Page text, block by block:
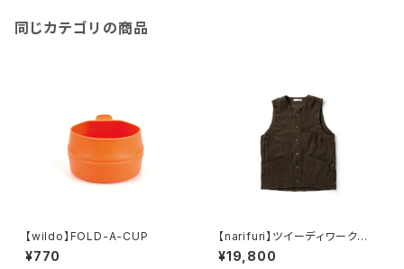
同じカテゴリの商品
【wildo】FOLD-A-CUP
¥770
【narifuri】ツイーディワークベ
スト
¥19,800